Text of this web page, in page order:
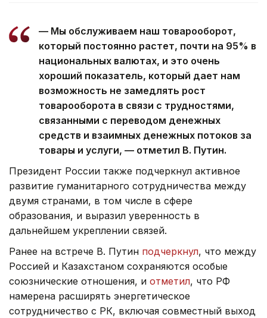
— Мы обслуживаем наш товарооборот,
который постоянно растет, почти на 95% в
национальных валютах, и это очень
хороший показатель, который дает нам
возможность не замедлять рост
товарооборота в связи с трудностями,
связанными с переводом денежных
средств и взаимных денежных потоков за
товары и услуги, — отметил В. Путин.
Президент России также подчеркнул активное
развитие гуманитарного сотрудничества между
двумя странами, в том числе в сфере
образования, и выразил уверенность в
дальнейшем укреплении связей.
Ранее на встрече В. Путин подчеркнул, что между
Россией и Казахстаном сохраняются особые
союзнические отношения, и отметил, что РФ
намерена расширять энергетическое
сотрудничество с РК, включая совместный выход